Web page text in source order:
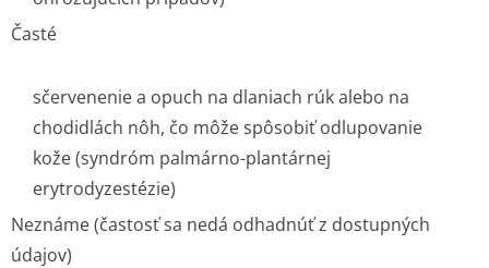
Časté
sčervenenie a opuch na dlaniach rúk alebo na
chodidlách nôh, čo môže spôsobiť odlupovanie
kože (syndróm palmárno-plantárnej
erytrodyzestézie)
Neznáme (častosť sa nedá odhadnúť z dostupných
údajov)